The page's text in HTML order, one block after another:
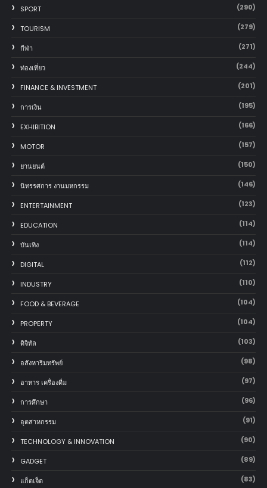
SPORT (290)
TOURISM (279)
กีฬา (271)
ท่องเที่ยว (244)
FINANCE & INVESTMENT (201)
การเงิน (195)
EXHIBITION (166)
MOTOR (157)
‎ยานยนต์‎ (150)
นิทรรศการ งานมหกรรม (146)
ENTERTAINMENT (123)
EDUCATION (114)
บันเทิง (114)
DIGITAL (112)
INDUSTRY (110)
FOOD & BEVERAGE (104)
PROPERTY (104)
ดิจิทัล (103)
อสังหาริมทรัพย์ (98)
อาหาร เครื่องดื่ม (97)
การศึกษา (96)
อุตสาหกรรม (91)
TECHNOLOGY & INNOVATION (90)
GADGET (89)
แก็ตเจ็ต (83)